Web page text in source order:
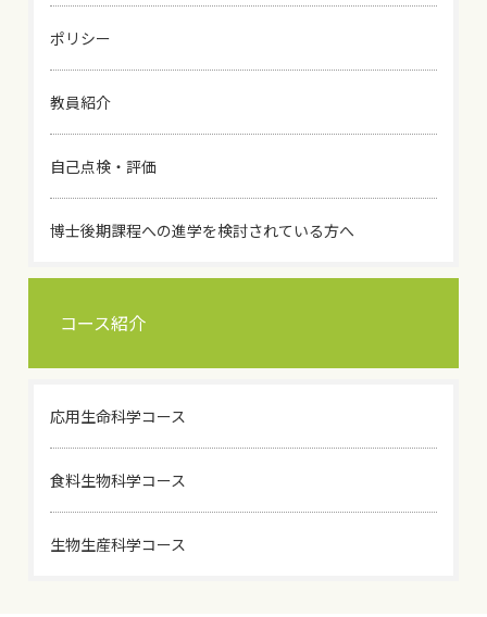
ポリシー
教員紹介
自己点検・評価
博士後期課程への進学を検討されている方へ
コース紹介
応用生命科学コース
食料生物科学コース
生物生産科学コース